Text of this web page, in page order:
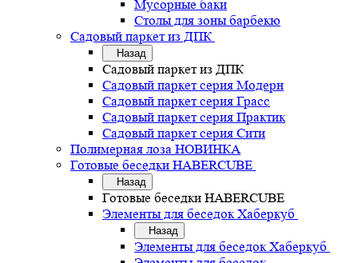
Мусорные баки
Столы для зоны барбекю
Садовый паркет из ДПК
Назад
Садовый паркет из ДПК
Садовый паркет серия Mодерн
Садовый паркет серия Грасс
Садовый паркет серия Практик
Садовый паркет серия Сити
Полимерная лоза НОВИНКА
Готовые беседки HABERCUBE
Назад
Готовые беседки HABERCUBE
Элементы для беседок Хаберкуб
Назад
Элементы для беседок Хаберкуб